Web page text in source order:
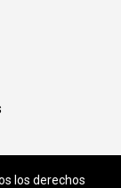
los derechos